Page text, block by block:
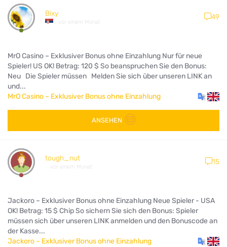
Bixy
vor einem Monat
49
MrO Casino – Exklusiver Bonus ohne Einzahlung Nur für neue
Spieler! US OK! Betrag: 120 $ So beanspruchen Sie den Bonus:
Neu Die Spieler müssen Melden Sie sich über unseren LINK an
und...
MrO Casino – Exklusiver Bonus ohne Einzahlung
ANSEHEN
tough_nut
vor einem Monat
15
Jackoro – Exklusiver Bonus ohne Einzahlung Neue Spieler - USA
OK! Betrag: 15 $ Chip So sichern Sie sich den Bonus: Spieler
müssen sich über unseren LINK anmelden und den Bonuscode an
der Kasse...
Jackoro – Exklusiver Bonus ohne Einzahlung